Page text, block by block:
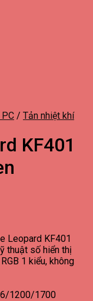
/ Tản nhiệt khí
KF401
Leopard KF401
thuật số hiển thị
1 kiểu, không
1200/1700